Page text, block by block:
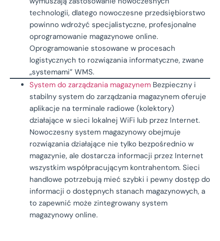
technologii, dlatego nowoczesne przedsiębiorstwo
powinno wdrożyć specjalistyczne, profesjonalne
oprogramowanie magazynowe online.
Oprogramowanie stosowane w procesach
logistycznych to rozwiązania informatyczne, zwane
„systemami” WMS.
System do zarządzania magazynem Bezpieczny i
stabilny system do zarządzania magazynem oferuje
aplikacje na terminale radiowe (kolektory)
działające w sieci lokalnej WiFi lub przez Internet.
Nowoczesny system magazynowy obejmuje
rozwiązania działające nie tylko bezpośrednio w
magazynie, ale dostarcza informacji przez Internet
wszystkim współpracującym kontrahentom. Sieci
handlowe potrzebują mieć szybki i pewny dostęp do
informacji o dostępnych stanach magazynowych, a
to zapewnić może zintegrowany system
magazynowy online.